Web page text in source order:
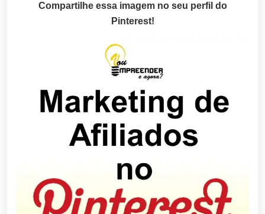
Compartilhe essa imagem no seu perfil do
Pinterest!